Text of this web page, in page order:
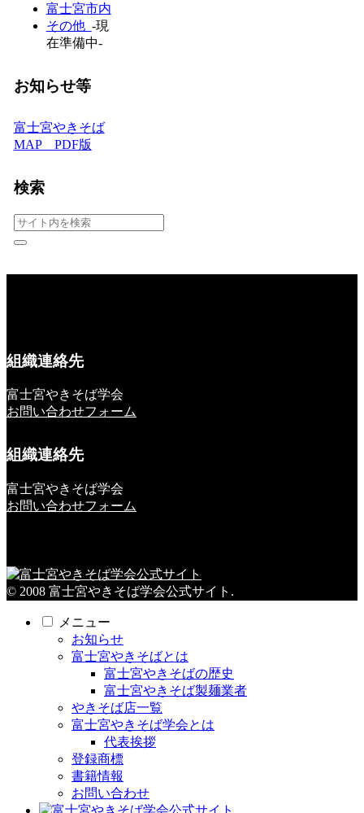
富士宮市内
その他 -現
在準備中-
お知らせ等
富士宮やきそば
MAP PDF版
検索
組織連絡先
富士宮やきそば学会
お問い合わせフォーム
組織連絡先
富士宮やきそば学会
お問い合わせフォーム
© 2008 富士宮やきそば学会公式サイト.
メニュー
お知らせ
富士宮やきそばとは
富士宮やきそばの歴史
富士宮やきそば製麺業者
やきそば店一覧
富士宮やきそば学会とは
代表挨拶
登録商標
書籍情報
お問い合わせ